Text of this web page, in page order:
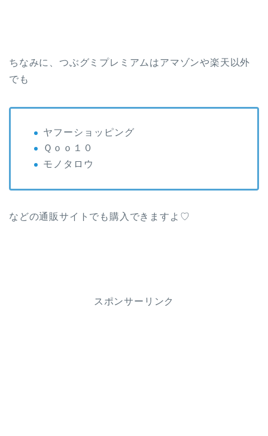
ちなみに、つぶグミプレミアムはアマゾンや楽天以外
でも
ヤフーショッピング
Ｑｏｏ１０
モノタロウ
などの通販サイトでも購入できますよ♡
スポンサーリンク